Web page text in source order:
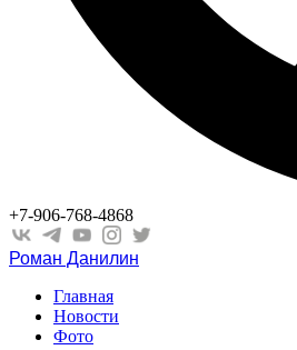
+7-906-768-4868
Роман Данилин
Главная
Новости
Фото